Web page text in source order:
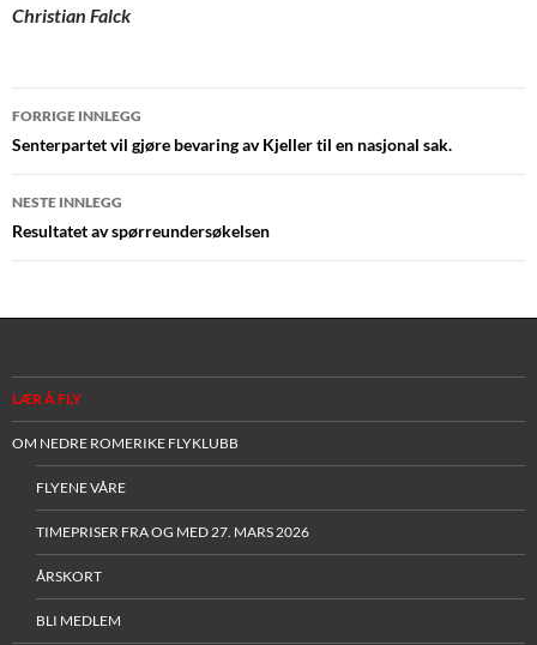
Christian Falck
Innleggsnavigasjon
FORRIGE INNLEGG
Senterpartet vil gjøre bevaring av Kjeller til en nasjonal sak.
NESTE INNLEGG
Resultatet av spørreundersøkelsen
LÆR Å FLY
OM NEDRE ROMERIKE FLYKLUBB
FLYENE VÅRE
TIMEPRISER FRA OG MED 27. MARS 2026
ÅRSKORT
BLI MEDLEM